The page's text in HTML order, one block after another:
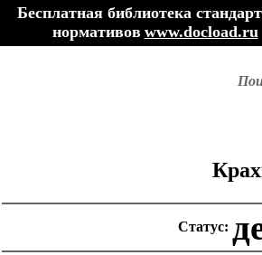
Бесплатная библиотека
нормативов www.docload.ru
Статус: